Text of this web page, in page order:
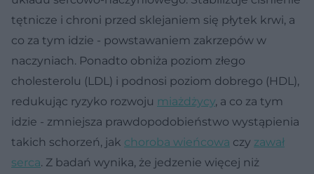
tętnicze i chroni przed sklejaniem się płytek krwi, a
co za tym idzie - powstawaniem zakrzepów w
naczyniach. Ponadto obniża poziom złego
cholesterolu (LDL) i podnosi poziom dobrego (HDL),
redukując ryzyko rozwoju miażdżycy, a co za tym
idzie - zmniejsza prawdopodobieństwo wystąpienia
takich schorzeń, jak choroba wieńcowa czy zawał
serca. Z badań wynika, że jedzenie więcej niż